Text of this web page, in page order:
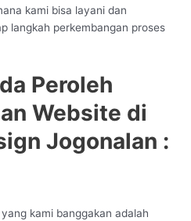
kami bisa layani dan
langkah perkembangan proses
Peroleh
Website di
Jogonalan :
kami banggakan adalah